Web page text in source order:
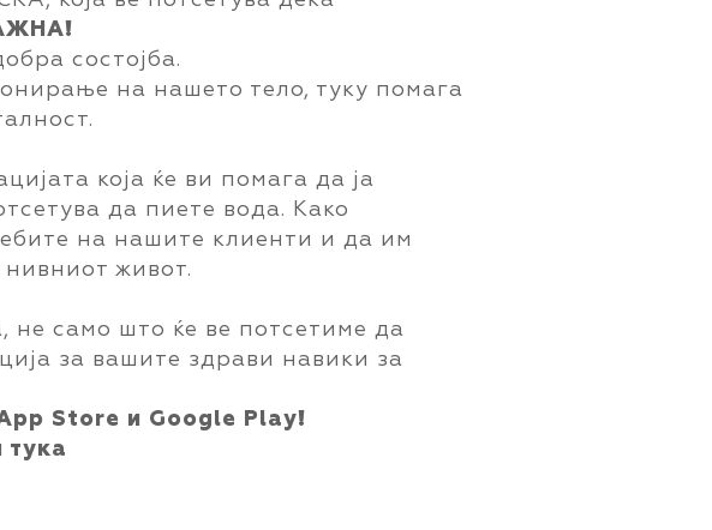
состојба.
на нашето тело, туку помага
која ќе ви помага да ја
да пиете вода. Како
на нашите клиенти и да им
живот.
не само што ќе ве потсетиме да
за вашите здрави навики за
Store и Google Play!
тука